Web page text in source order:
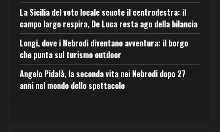
La Sicilia del voto locale scuote il centrodestra: il
campo largo respira, De Luca resta ago della bilancia
Longi, dove i Nebrodi diventano avventura: il borgo
che punta sul turismo outdoor
Angelo Pidalà, la seconda vita nei Nebrodi dopo 27
anni nel mondo dello spettacolo